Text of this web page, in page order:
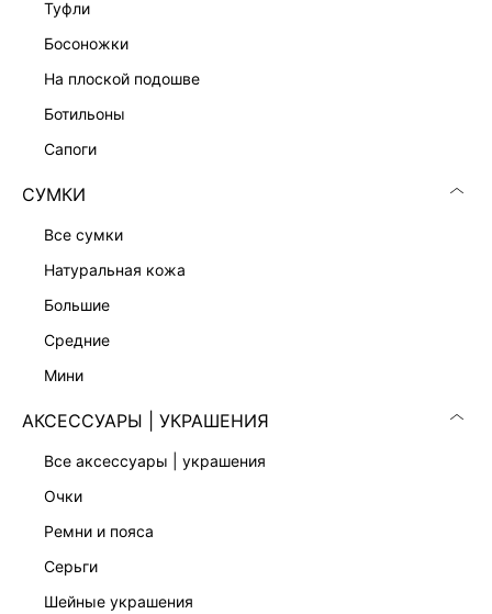
туфли
босоножки
на плоской подошве
ботильоны
сапоги
СУМКИ
все сумки
натуральная кожа
большие
средние
мини
АКСЕССУАРЫ | УКРАШЕНИЯ
все аксессуары | украшения
очки
ремни и пояса
серьги
шейные украшения
ХАЛАТ ИЗ МОДАЛА
5 599 ₽-29%